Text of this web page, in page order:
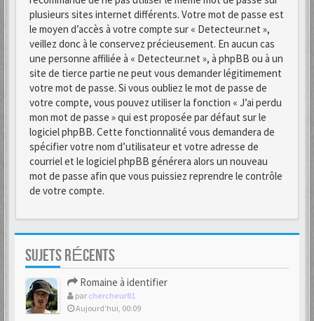
plusieurs sites internet différents. Votre mot de passe est
le moyen d’accès à votre compte sur « Detecteur.net »,
veillez donc à le conservez précieusement. En aucun cas
une personne affiliée à « Detecteur.net », à phpBB ou à un
site de tierce partie ne peut vous demander légitimement
votre mot de passe. Si vous oubliez le mot de passe de
votre compte, vous pouvez utiliser la fonction « J’ai perdu
mon mot de passe » qui est proposée par défaut sur le
logiciel phpBB. Cette fonctionnalité vous demandera de
spécifier votre nom d’utilisateur et votre adresse de
courriel et le logiciel phpBB générera alors un nouveau
mot de passe afin que vous puissiez reprendre le contrôle
de votre compte.
SUJETS RÉCENTS
Romaine à identifier
par chercheur81
Aujourd’hui, 00:09